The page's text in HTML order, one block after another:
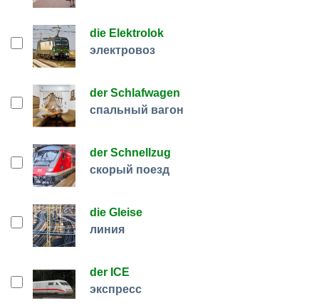
die Elektrolok
электровоз
der Schlafwagen
спальный вагон
der Schnellzug
скорый поезд
die Gleise
линия
der ICE
экспресс